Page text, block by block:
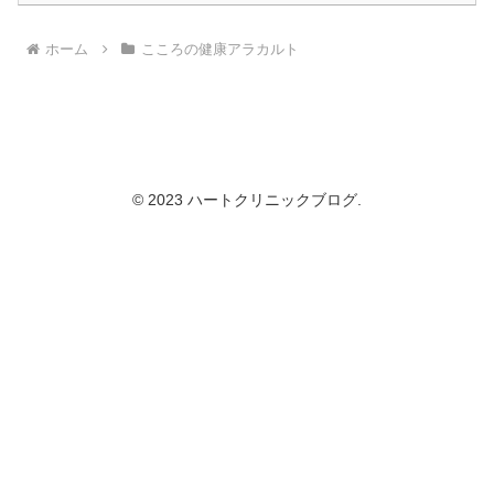
ホーム こころの健康アラカルト
© 2023 ハートクリニックブログ.